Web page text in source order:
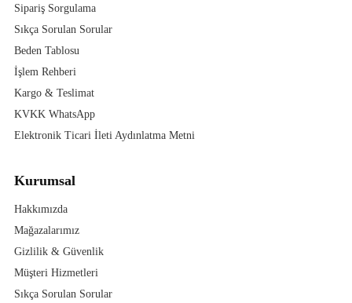
Sipariş Sorgulama
Sıkça Sorulan Sorular
Beden Tablosu
İşlem Rehberi
Kargo & Teslimat
KVKK WhatsApp
Elektronik Ticari İleti Aydınlatma Metni
Kurumsal
Hakkımızda
Mağazalarımız
Gizlilik & Güvenlik
Müşteri Hizmetleri
Sıkça Sorulan Sorular